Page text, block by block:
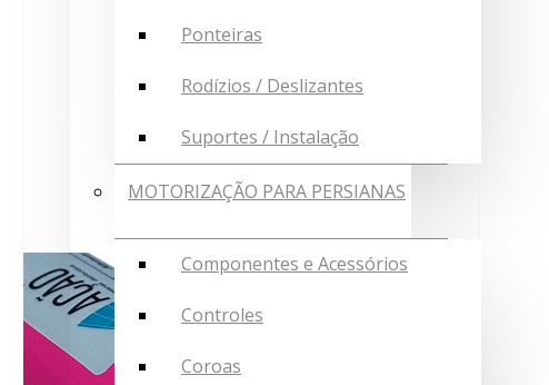
Ponteiras
Rodízios / Deslizantes
Suportes / Instalação
MOTORIZAÇÃO PARA PERSIANAS
Componentes e Acessórios
Controles
Coroas